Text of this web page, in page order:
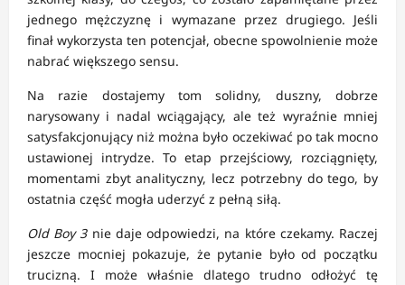
jednego mężczyznę i wymazane przez drugiego. Jeśli
finał wykorzysta ten potencjał, obecne spowolnienie może
nabrać większego sensu.
Na razie dostajemy tom solidny, duszny, dobrze
narysowany i nadal wciągający, ale też wyraźnie mniej
satysfakcjonujący niż można było oczekiwać po tak mocno
ustawionej intrydze. To etap przejściowy, rozciągnięty,
momentami zbyt analityczny, lecz potrzebny do tego, by
ostatnia część mogła uderzyć z pełną siłą.
Old Boy 3nie daje odpowiedzi, na które czekamy. Raczej
jeszcze mocniej pokazuje, że pytanie było od początku
trucizną. I może właśnie dlatego trudno odłożyć tę